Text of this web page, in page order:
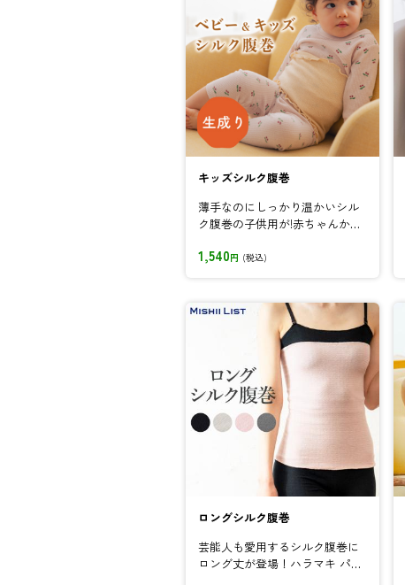
キッズシルク腹巻
薄手なのにしっかり温かいシル
ク腹巻の子供用が!赤ちゃんから
1,540円 (税込)
ロングシルク腹巻
芸能人も愛用するシルク腹巻に
ロング丈が登場！ハラマキ パジ